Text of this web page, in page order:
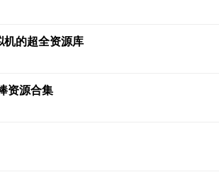
的超全资源库
资源合集